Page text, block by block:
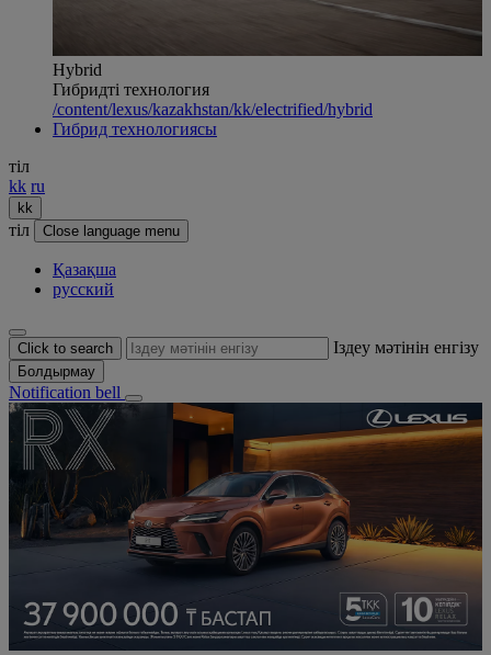
Hybrid
Гибридті технология
/content/lexus/kazakhstan/kk/electrified/hybrid
Гибрид технологиясы
тіл
kk ru
kk
тіл Close language menu
Қазақша
русский
Click to search Іздеу мәтінін енгізу
Болдырмау
Notification bell